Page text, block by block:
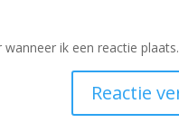
ik een reactie plaats.